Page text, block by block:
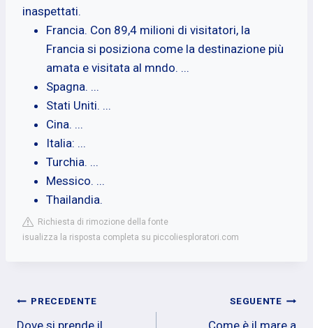
inaspettati.
Francia. Con 89,4 milioni di visitatori, la
Francia si posiziona come la destinazione più
amata e visitata al mndo. ...
Spagna. ...
Stati Uniti. ...
Cina. ...
Italia: ...
Turchia. ...
Messico. ...
Thailandia.
Richiesta di rimozione della fonte
isualizza la risposta completa su piccoliesploratori.com
Navigazione
PRECEDENTE
Dove si prende il
SEGUENTE
Come è il mare a